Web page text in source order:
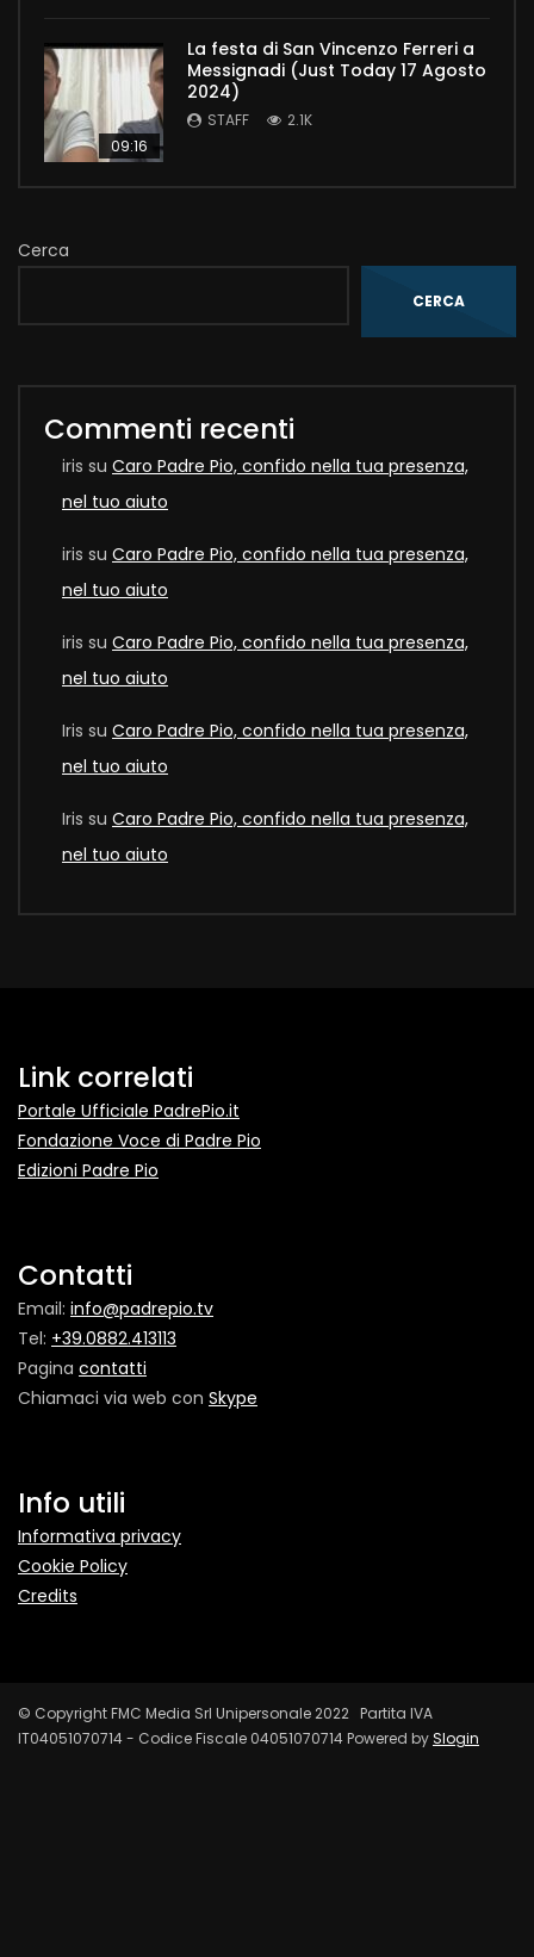
09:16
La festa di San Vincenzo Ferreri a
Messignadi (Just Today 17 Agosto
2024)
STAFF 2.1K
Cerca
CERCA
Commenti recenti
iris su Caro Padre Pio, confido nella tua presenza,
nel tuo aiuto
iris su Caro Padre Pio, confido nella tua presenza,
nel tuo aiuto
iris su Caro Padre Pio, confido nella tua presenza,
nel tuo aiuto
Iris su Caro Padre Pio, confido nella tua presenza,
nel tuo aiuto
Iris su Caro Padre Pio, confido nella tua presenza,
nel tuo aiuto
Link correlati
Portale Ufficiale PadrePio.it
Fondazione Voce di Padre Pio
Edizioni Padre Pio
Contatti
Email: info@padrepio.tv
Tel: +39.0882.413113
Pagina contatti
Chiamaci via web con Skype
Info utili
Informativa privacy
Cookie Policy
Credits
© Copyright FMC Media Srl Unipersonale 2022 Partita IVA
IT04051070714 - Codice Fiscale 04051070714 Powered bySlogin